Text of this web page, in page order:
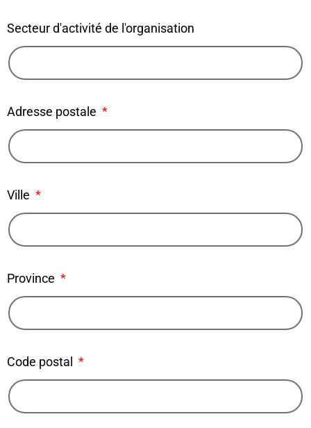
Secteur d'activité de l'organisation
Adresse postale
Ville
Province
Code postal